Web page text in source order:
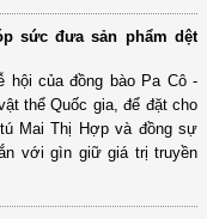
sức đưa sản phẩm dệt
hội của đồng bào Pa Cô -
thể Quốc gia, để đặt cho
Mai Thị Hợp và đồng sự
với gìn giữ giá trị truyền